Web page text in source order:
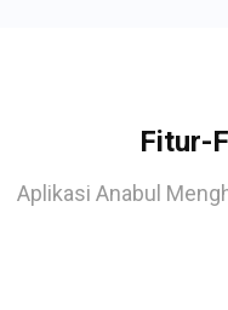
Fitur-
Aplikasi Anabul